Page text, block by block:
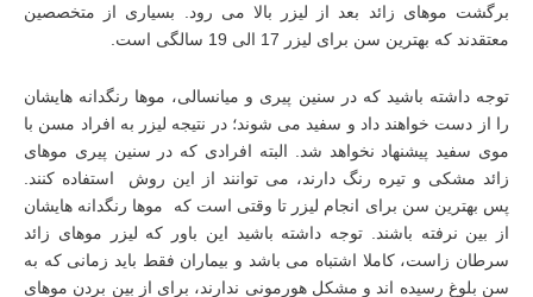
برگشت موهای زائد بعد از لیزر بالا می رود. بسیاری از متخصصین
معتقدند که بهترین سن برای لیزر 17 الی 19 سالگی است.
توجه داشته باشید که در سنین پیری و میانسالی، موها رنگدانه هایشان
را از دست خواهند داد و سفید می شوند؛ در نتیجه لیزر به افراد مسن با
موی سفید پیشنهاد نخواهد شد. البته افرادی که در سنین پیری موهای
زائد مشکی و تیره رنگ دارند، می توانند از این روش استفاده کنند.
پس بهترین سن برای انجام لیزر تا وقتی است که موها رنگدانه هایشان
از بین نرفته باشند. توجه داشته باشید این باور که لیزر موهای زائد
سرطان زاست، کاملا اشتباه می باشد و بیماران فقط باید زمانی که به
سن بلوغ رسیده اند و مشکل هورمونی ندارند، برای از بین بردن مو‌های